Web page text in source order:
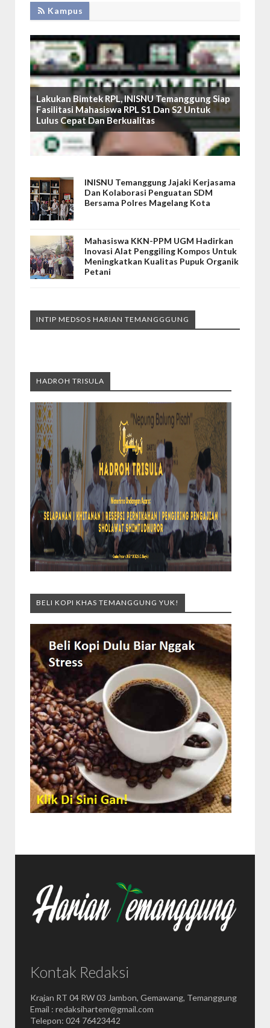
Kampus
Lakukan Bimtek RPL, INISNU Temanggung Siap
Fasilitasi Mahasiswa RPL S1 Dan S2 Untuk
Lulus Cepat Dan Berkualitas
INISNU Temanggung Jajaki Kerjasama
Dan Kolaborasi Penguatan SDM
Bersama Polres Magelang Kota
Mahasiswa KKN-PPM UGM Hadirkan
Inovasi Alat Penggiling Kompos Untuk
Meningkatkan Kualitas Pupuk Organik
Petani
INTIP MEDSOS HARIAN TEMANGGGUNG
HADROH TRISULA
BELI KOPI KHAS TEMANGGUNG YUK!
Kontak Redaksi
Krajan RT 04 RW 03 Jambon, Gemawang, Temanggung
Email : redaksihartem@gmail.com
Telepon: 024 76423442